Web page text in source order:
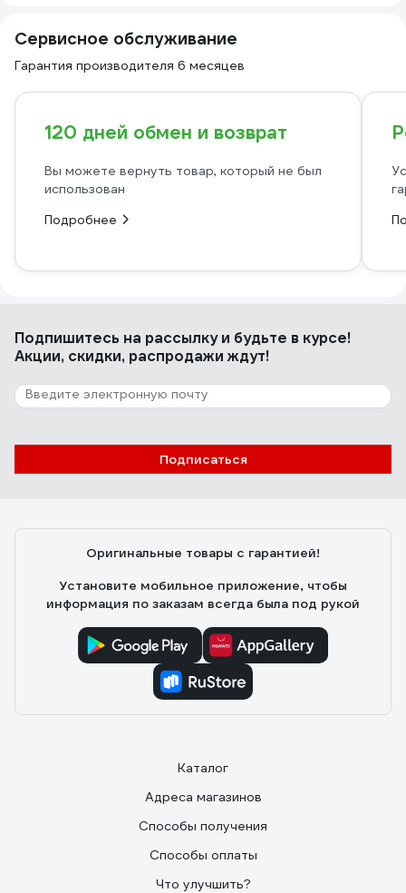
Сервисное обслуживание
Гарантия производителя 6 месяцев
120 дней обмен и возврат
Вы можете вернуть товар, который не был
использован
Подробнее
Подпишитесь на рассылкуи будьте в курсе!
Акции, скидки, распродажи ждут!
Подписаться
Оригинальные товары с гарантией!
Установите мобильное приложение, чтобы
информация по заказам всегда была под рукой
Каталог
Адреса магазинов
Способы получения
Способы оплаты
Что улучшить?